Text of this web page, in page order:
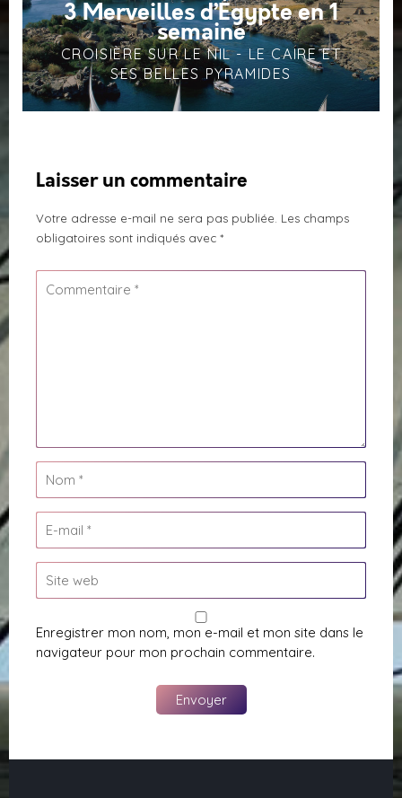
3 Merveilles d’Égypte en 1
semaine
CROISIÈRE SUR LE NIL - LE CAIRE ET
SES BELLES PYRAMIDES
Laisser un commentaire
Votre adresse e-mail ne sera pas publiée. Les champs
obligatoires sont indiqués avec *
Enregistrer mon nom, mon e-mail et mon site dans le
navigateur pour mon prochain commentaire.